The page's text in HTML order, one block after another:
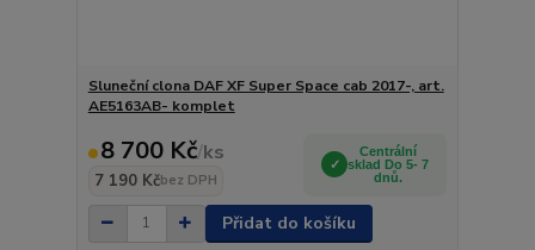
Sluneční clona DAF XF Super Space cab 2017-, art.
AE5163AB- komplet
8 700 Kč/ks
7 190 Kčbez DPH
Centrální
sklad Do 5- 7
dnů.
Přidat do košíku